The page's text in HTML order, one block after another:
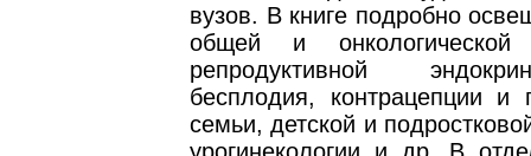
вузов. В книге подробно
общей и онкологической
репродуктивной
бесплодия, контрацепции и
семьи, детской и